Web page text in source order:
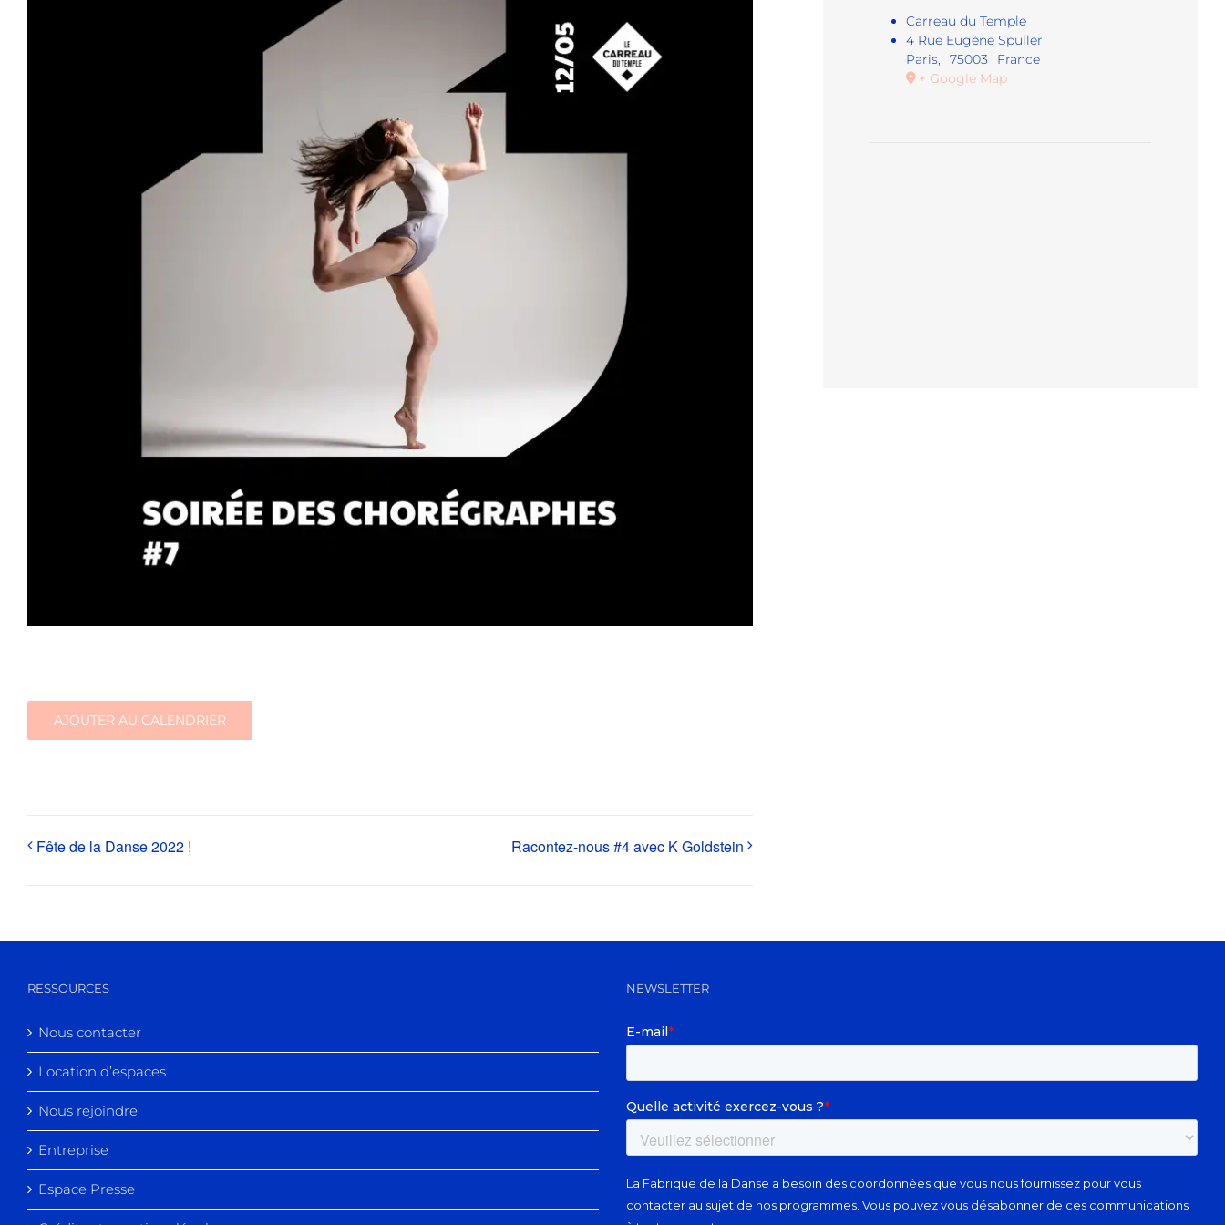
AJOUTER AU CALENDRIER
Fête de la Danse 2022 ! Racontez-nous #4 avec K Goldstein
Carreau du Temple
4 Rue Eugène Spuller
Paris, 75003
France
+ Google Map
RESSOURCES
Nous contacter
Location d’espaces
Nous rejoindre
Entreprise
Espace Presse
NEWSLETTER